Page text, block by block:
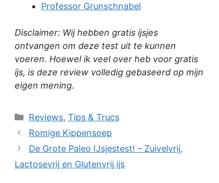
Professor Grunschnabel
Disclaimer: Wij hebben gratis ijsjes
ontvangen om deze test uit te kunnen
voeren. Hoewel ik veel over heb voor gratis
ijs, is deze review volledig gebaseerd op mijn
eigen mening.
Categories
Reviews, Tips & Trucs
Romige Kippensoep
De Grote Paleo IJsjestest! – Zuivelvrij,
Lactosevrij en Glutenvrij ijs